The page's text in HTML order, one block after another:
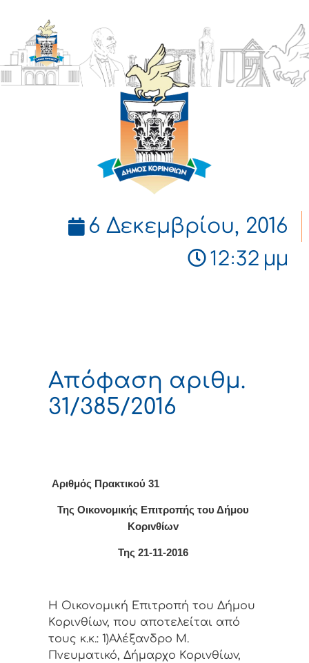
ΔΗΜΟΣ
ΚΟΡΙΝΘΙΩΝ
6 Δεκεμβρίου, 2016
12:32 μμ
Απόφαση αριθμ.
31/385/2016
Αριθμός Πρακτικού 31
Της Οικονομικής Επιτρoπής τoυ Δήμoυ
Κoριvθίωv
Της 21-11-2016
Η Οικονομική Επιτρoπή τoυ Δήμoυ
Κoριvθίωv, πoυ απoτελείται από
τoυς κ.κ.: 1)Αλέξανδρο Μ.
Πνευματικό, Δήμαρχo Κoριvθίωv,